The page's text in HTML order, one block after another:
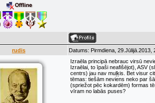
rudis Datums: Pirmdiena,
Izraēla principā nebrauc virsū
Izraēlai, to īpaši neafišējot), ASV
centrs) jau nav muļķis. Bet visur
tēmas: tiešām neviens neko par
(spriežot pēc kokardēm) formas
vīram no labās puses?